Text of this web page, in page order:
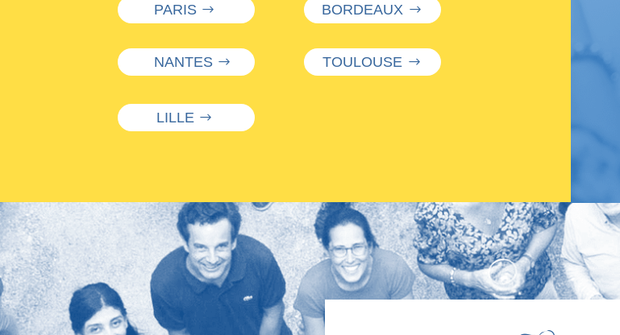
PARIS BORDEAUX
NANTES TOULOUSE
LILLE